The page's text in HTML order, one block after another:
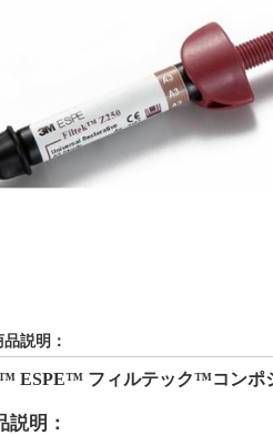
品説明：
ESPE™ フィルテック™コンポ
説明：